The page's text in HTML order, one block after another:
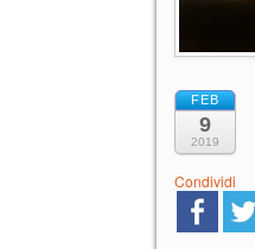
FEB
9
2019
Condividi